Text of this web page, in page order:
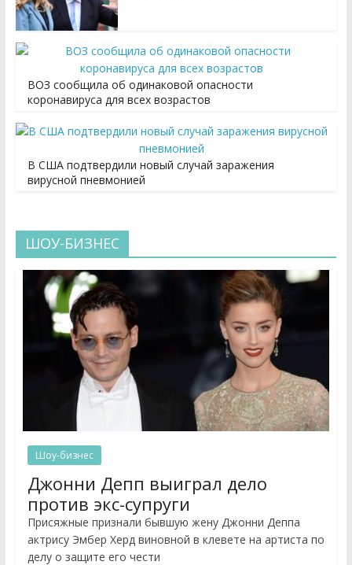
ВОЗ сообщила об одинаковой опасности
коронавируса для всех возрастов
В США подтвердили новый случай заражения
вирусной пневмонией
ШОУ-БИЗНЕС
Шоу-бизнес
Джонни Депп выиграл дело
против экс-супруги
Присяжные признали бывшую жену Джонни Деппа
актрису Эмбер Херд виновной в клевете на артиста по
делу о защите его чести